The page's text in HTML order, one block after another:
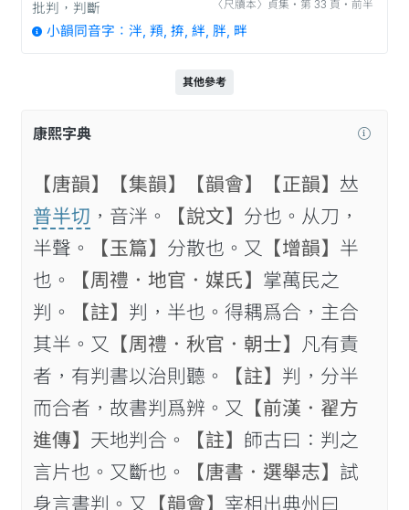
〈尺牘本〉貞集‧第 33 頁‧前半
批判，判斷
小韻同音字：泮, 頖, 𢬵, 絆, 胖, 畔
其他參考
康熙字典
【唐韻】 【集韻】 【韻會】 【正韻】 𠀤
普半切 ，音泮。 【說文】 分也。从刀，
半聲。
【玉篇】 分散也。又 【增韻】 半
也。
【周禮．地官．媒氏】 掌萬民之
判。
【註】 判，半也。得耦爲合，主合
其半。又
【周禮．秋官．朝士】 凡有責
者，有判書以治則聽。
【註】 判，分半
而合者，故書判爲辨。又
【前漢．翟方
進傳】 天地判合。 【註】 師古曰：判之
言片也。又斷也。
【唐書．選舉志】 試
身言書判。又
【韻會】 宰相出典州曰